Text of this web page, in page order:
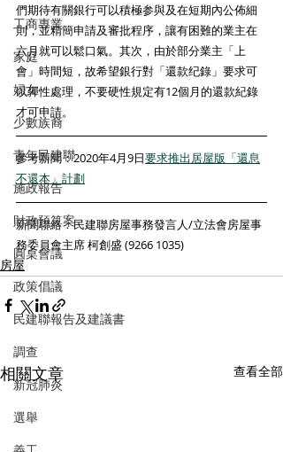
工商專業
家庭
婦女
少數族裔
青年民建聯
施政報告
財政預算案
圓桌會議
政策倡議
民建聯報告及建議書
調查
新冠肺炎
選舉
們期待有關銀行可以積極参與及在短期內公佈細
則，並精簡申請及審批程序，讓有困難的業主在
六月就可以鬆口氣。其次，由於部分業主「上
會」時間短，故希望銀行對「還款纪錄」要求可
以彈性處理，不要硬性規定有12個月的還款紀錄
才可申請。
參考新聞：2020年4月9日要求推出居屋版「還息
不還本」計劃
新聞聯絡：民建聯房屋事務發言人/立法會房屋事
務委員會主席 柯創盛 (9266 1035)
房屋
相關文章 查看全部